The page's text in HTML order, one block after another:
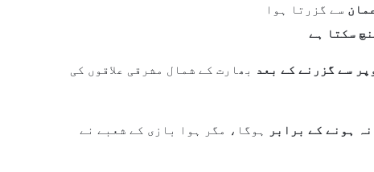
سے گزرتا ہوا
سے گزرنے کے بعد بھارت کے شمال مشرقی علاقوں کی
ہونے کے برابر
ہوگا، مگر ہوا بازی کے شعبے نے